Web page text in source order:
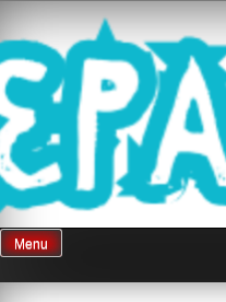
content
Review
Terkini
Menu